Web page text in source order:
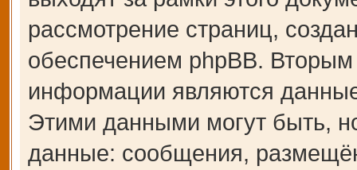
рассмотрение страниц,
обеспечением phpBB.
информации являются
Этими данными могут быть,
данные: сообщения,